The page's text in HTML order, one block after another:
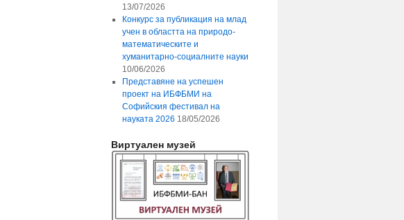
13/07/2026
Конкурс за публикация на млад
учен в областта на природо-
математическите и
хуманитарно-социалните науки
10/06/2026
Представяне на успешен
проект на ИБФБМИ на
Софийския фестивал на
науката 2026 18/05/2026
Виртуален музей